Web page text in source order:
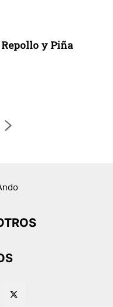
y Piña